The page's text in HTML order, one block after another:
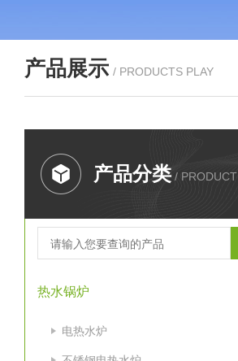
产品展示 / PRODUCTS PLAY
产品分类 / PRODUCT
热水锅炉
电热水炉